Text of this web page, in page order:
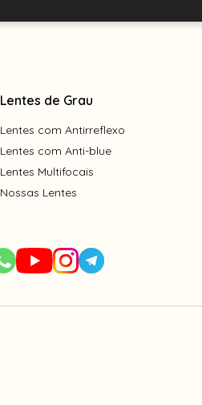
Lentes de Grau
Lentes com Antirreflexo
Lentes com Anti-blue
Lentes Multifocais
Nossas Lentes